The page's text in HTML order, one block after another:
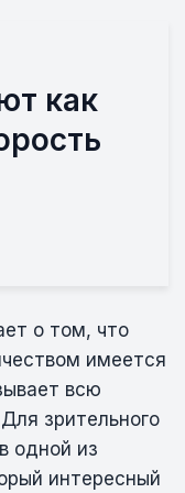
как
о том, что
имеется
всю
зрительного
одной из
интересный